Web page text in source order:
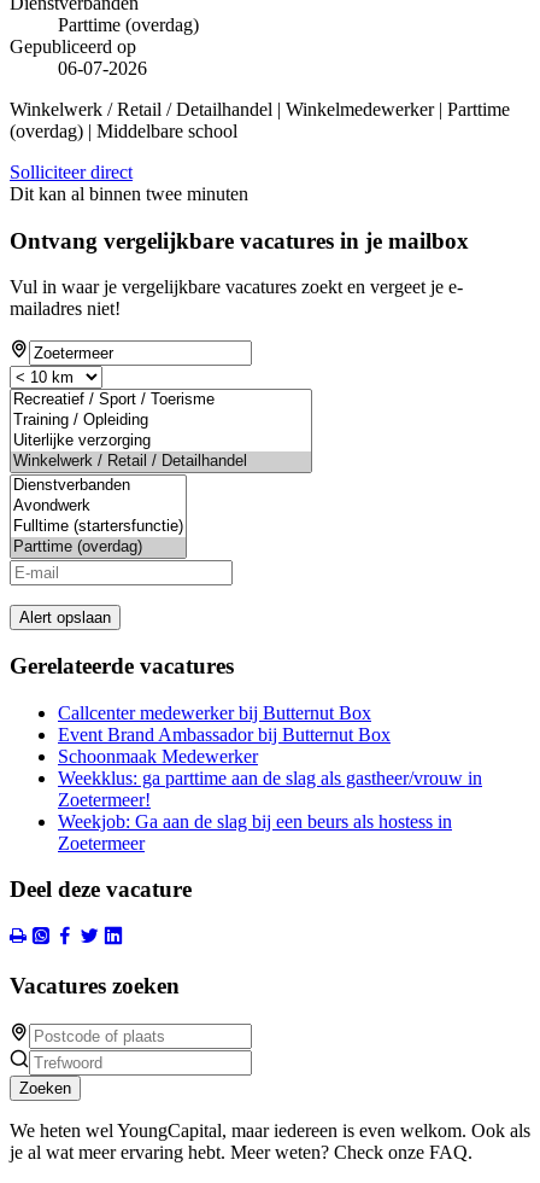
Parttime (overdag)
Gepubliceerd op
06-07-2026
Winkelwerk / Retail / Detailhandel | Winkelmedewerker | Parttime
(overdag) | Middelbare school
Solliciteer direct
Dit kan al binnen twee minuten
Ontvang vergelijkbare vacatures in je mailbox
Vul in waar je vergelijkbare vacatures zoekt en vergeet je e-
mailadres niet!
Alert opslaan
Gerelateerde vacatures
Callcenter medewerker bij Butternut Box
Event Brand Ambassador bij Butternut Box
Schoonmaak Medewerker
Weekklus: ga parttime aan de slag als gastheer/vrouw in
Zoetermeer!
Weekjob: Ga aan de slag bij een beurs als hostess in
Zoetermeer
Deel deze vacature
Vacatures zoeken
Zoeken
We heten wel YoungCapital, maar iedereen is even welkom. Ook als
je al wat meer ervaring hebt. Meer weten? Check onze FAQ.